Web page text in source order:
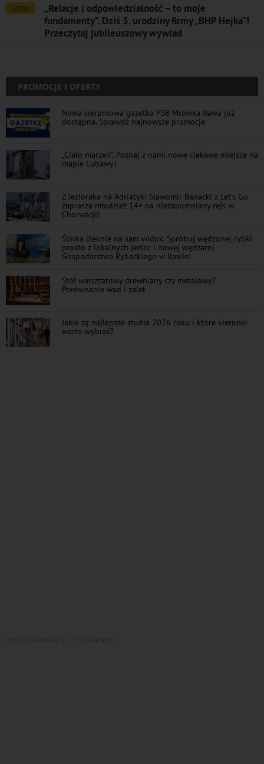
CZYTAJ
„Relacje i odpowiedzialność – to moje
fundamenty”. Dziś 3. urodziny firmy „BHP Hejka”!
Przeczytaj jubileuszowy wywiad
PROMOCJE I OFERTY
Nowa sierpniowa gazetka PSB Mrówka Iława już
dostępna. Sprawdź najnowsze promocje
„Ciało marzeń”. Poznaj z nami nowe ciekawe miejsce na
mapie Lubawy!
Z Jezioraka na Adriatyk! Sławomir Banacki z Let's Go
zaprasza młodzież 14+ na niezapomniany rejs w
Chorwacji!
Ślinka cieknie na sam widok. Spróbuj wędzonej rybki
prosto z lokalnych jezior i nowej wędzarni
Gospodarstwa Rybackiego w Iławie!
Stół warsztatowy drewniany czy metalowy?
Porównanie wad i zalet
Jakie są najlepsze studia 2026 roku i które kierunki
warto wybrać?